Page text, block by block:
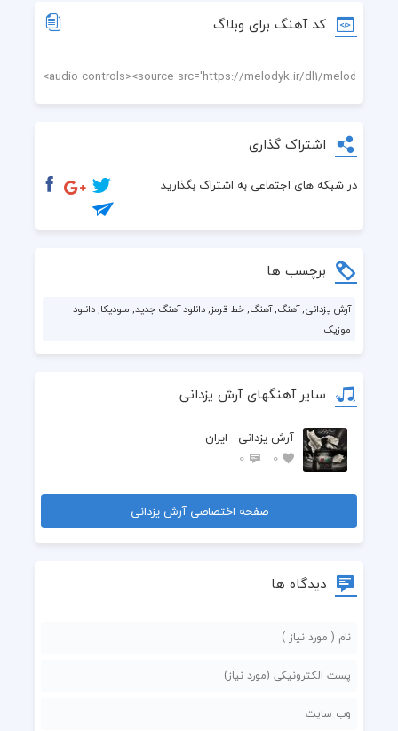
کد آهنگ برای وبلاگ
اشتراک گذاری
در شبکه های اجتماعی به اشتراک بگذارید
برچسب ها
آرش یزدانی, آهنگ, آهنگ, خط قرمز, دانلود آهنگ جدید, ملودیکا, دانلود
موزیک
سایر آهنگهای آرش یزدانی
آرش یزدانی - ایران
0
0
صفحه اختصاصی آرش یزدانی
دیدگاه ها